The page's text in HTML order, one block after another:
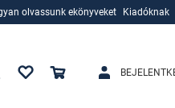
olvassunk ekönyveket
Kiadóknak